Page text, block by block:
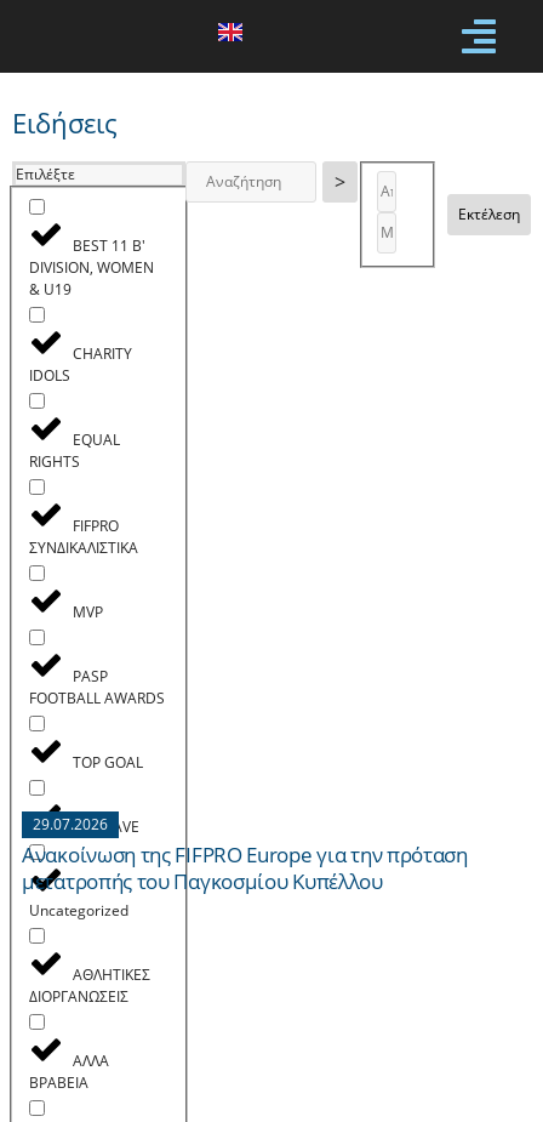
Ειδήσεις
Επιλέξτε
BEST 11 B'
DIVISION, WOMEN
& U19
CHARITY
IDOLS
EQUAL
RIGHTS
FIFPRO
ΣΥΝΔΙΚΑΛΙΣΤΙΚΑ
MVP
PASP
FOOTBALL AWARDS
TOP GOAL
TOP SAVE
Uncategorized
ΑΘΛΗΤΙΚΕΣ
ΔΙΟΡΓΑΝΩΣΕΙΣ
ΑΛΛΑ
ΒΡΑΒΕΙΑ
Εκτέλεση
>
29.07.2026
Ανακοίνωση της FIFPRO Europe για την πρόταση
μετατροπής του Παγκοσμίου Κυπέλλου